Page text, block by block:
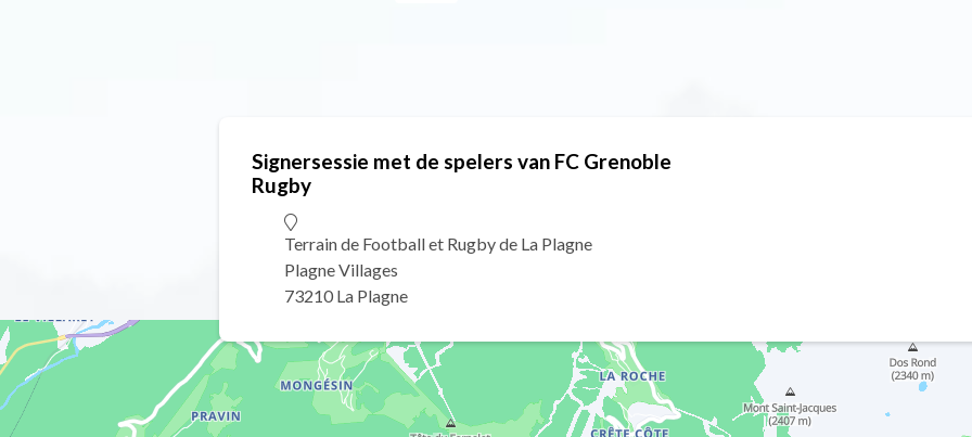
Signersessie met de spelers van FC Grenoble
Rugby
Terrain de Football et Rugby de La Plagne
Plagne Villages
73210 La Plagne